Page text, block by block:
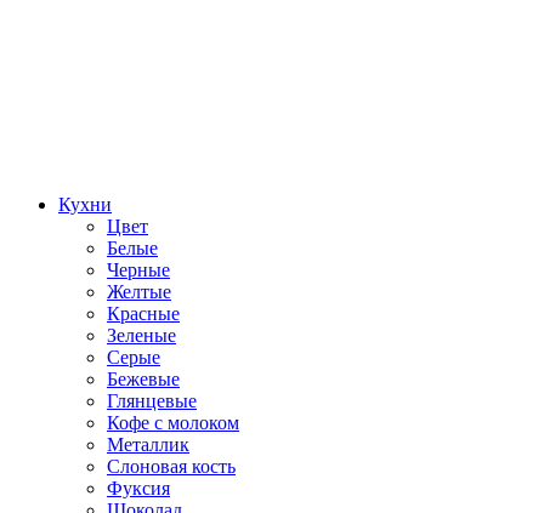
Кухни
Цвет
Белые
Черные
Желтые
Красные
Зеленые
Серые
Бежевые
Глянцевые
Кофе с молоком
Металлик
Слоновая кость
Фуксия